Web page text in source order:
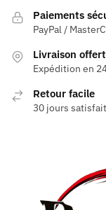
Paiements
PayPal /
Livraison
Expédition en
Retour facile
30 jours